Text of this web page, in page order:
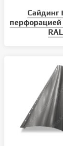
Сайдинг
перфорацией